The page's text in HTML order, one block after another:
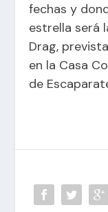
fechas y
estrella será
Drag,
en la Casa
de